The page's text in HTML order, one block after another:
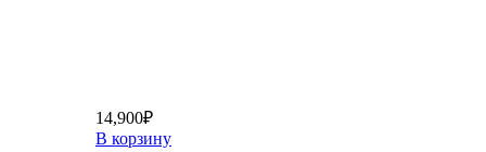
14,900₽
В корзину